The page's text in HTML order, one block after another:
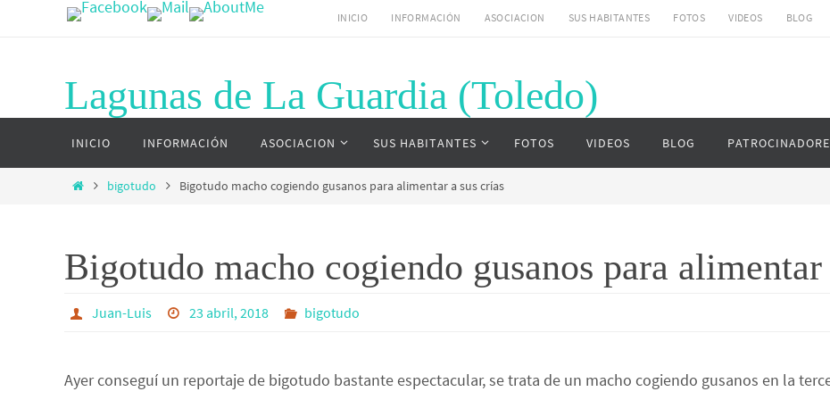
INICIO INFORMACIÓN ASOCIACION SUS HABITANTES FOTOS VIDEOS BLOG
Lagunas de La Guardia (Toledo)
Página web del complejo lagunar de La Guardia (Toledo)
contenido
INICIO INFORMACIÓN ASOCIACION SUS HABITANTES FOTOS VIDEOS BLOG
Iniciobigotudo Bigotudo macho cogiendo gusanos para alimentar a sus crías
Bigotudo macho cogiendo gusanos para alimentar
Juan-Luis 23 abril, 2018 bigotudo
Ayer conseguí un reportaje de bigotudo bastante espectacular, se trata de un macho cogiendo gusanos en la